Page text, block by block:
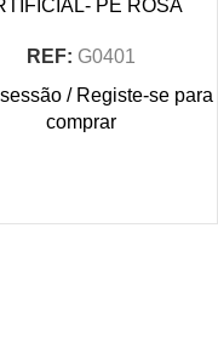
PE ROSA
REF: G0401
sessão / Registe-se para
comprar